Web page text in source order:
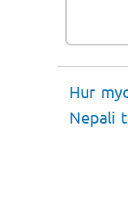
Hur
Nepali